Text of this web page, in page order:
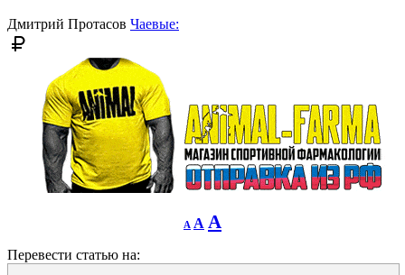
Дмитрий Протасов Чаевые:
A
Decrease
font
A Reset
font
A
size.
Перевести статью на: